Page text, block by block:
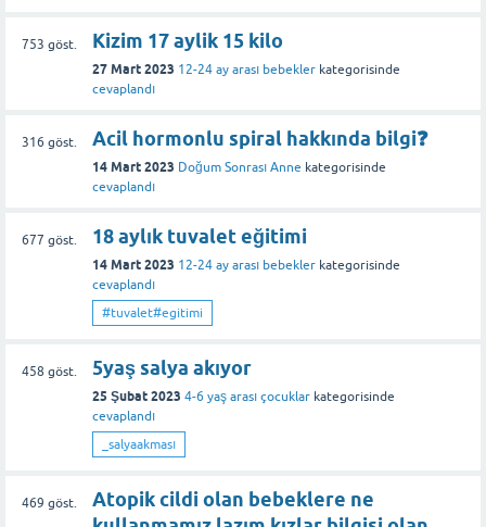
753 göst. Kizim 17 aylik 15 kilo
27 Mart 2023 12-24 ay arası bebekler kategorisinde
cevaplandı
316 göst. Acil hormonlu spiral hakkında bilgi❓
14 Mart 2023 Doğum Sonrası Anne kategorisinde
cevaplandı
677 göst. 18 aylık tuvalet eğitimi
14 Mart 2023 12-24 ay arası bebekler kategorisinde
cevaplandı
#tuvalet#egitimi
458 göst. 5yaş salya akıyor
25 Şubat 2023 4-6 yaş arası çocuklar kategorisinde
cevaplandı
_salyaakması
469 göst.
Atopik cildi olan bebeklere ne